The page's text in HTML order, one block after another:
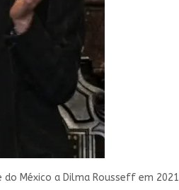
México a Dilma Rousseff em 2021